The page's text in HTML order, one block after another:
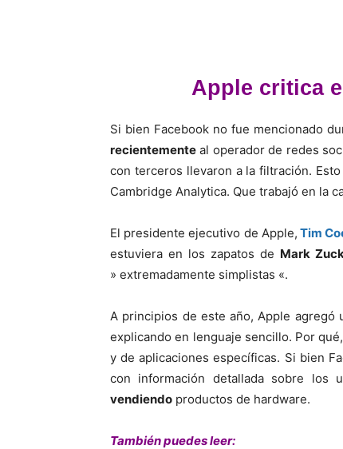
Apple critica
Si bien Facebook no fue mencionado
recientemente al operador de redes
con terceros llevaron a la filtración.
Cambridge Analytica. Que trabajó en la
El presidente ejecutivo de Apple, Tim
estuviera en los zapatos de Mark
» extremadamente simplistas «.
A principios de este año, Apple agregó
explicando en lenguaje sencillo. Por
y de aplicaciones específicas. Si bien
con información detallada sobre los
vendiendo productos de hardware.
También puedes leer: